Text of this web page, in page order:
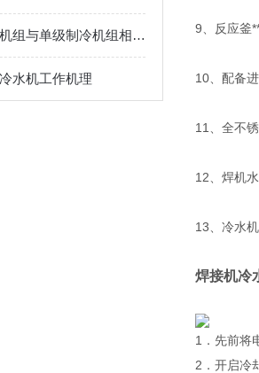
复叠式制冷机组与单级制冷机组相比有哪些优势？
水机工作机理
9、反应釜
10、配备
11、全不
12、焊机
13、冷水
焊接机冷
1．先前将
2．开启冷